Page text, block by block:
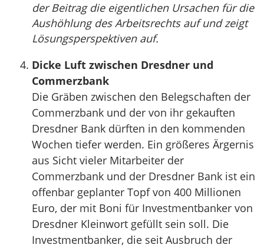
der Beitrag die eigentlichen Ursachen für die
Aushöhlung des Arbeitsrechts auf und zeigt
Lösungsperspektiven auf.
Dicke Luft zwischen Dresdner und
Commerzbank
Die Gräben zwischen den Belegschaften der
Commerzbank und der von ihr gekauften
Dresdner Bank dürften in den kommenden
Wochen tiefer werden. Ein größeres Ärgernis
aus Sicht vieler Mitarbeiter der
Commerzbank und der Dresdner Bank ist ein
offenbar geplanter Topf von 400 Millionen
Euro, der mit Boni für Investmentbanker von
Dresdner Kleinwort gefüllt sein soll. Die
Investmentbanker, die seit Ausbruch der